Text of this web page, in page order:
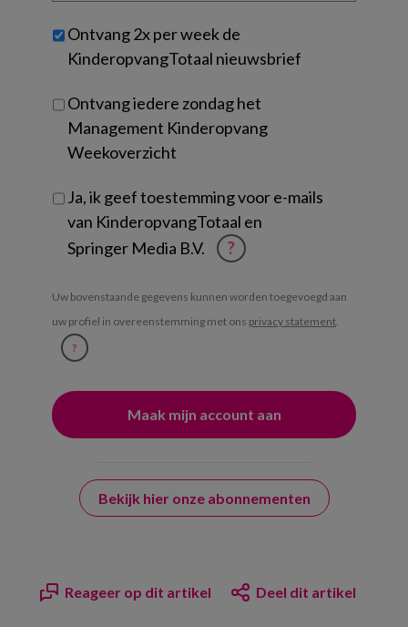
je?
Untitled
Ontvang 2x per week de
KinderopvangTotaal nieuwsbrief
Ontvang iedere zondag het
Management Kinderopvang
Weekoverzicht
Ja, ik geef toestemming voor e-mails
van KinderopvangTotaal en
Springer Media B.V.
?
Uw bovenstaande gegevens kunnen worden toegevoegd aan
uw profiel in overeenstemming met ons privacy statement.
?
Bekijk hier onze abonnementen
Reageer op dit artikel Deel dit artikel